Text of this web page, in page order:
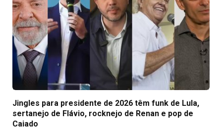
Jingles para presidente de 2026 têm funk de Lula,
sertanejo de Flávio, rocknejo de Renan e pop de
Caiado